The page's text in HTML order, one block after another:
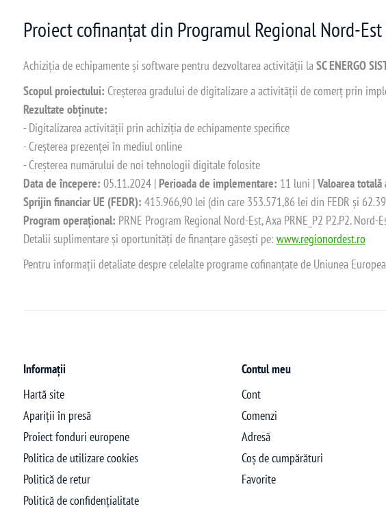
Proiect cofinanțat din Programul Regional Nord-
Achiziția de echipamente și software pentru dezvoltarea activității laSC ENERGO
Scopul proiectului: Creșterea gradului de digitalizare a activității de comerț prin
Rezultate obținute:
- Digitalizarea activității prin achiziția de echipamente specifice
- Creșterea prezenței în mediul online
- Creșterea numărului de noi tehnologii digitale folosite
Data de începere: 05.11.2024 | Perioada de implementare: 11 luni |Valoarea
Sprijin financiar UE (FEDR): 415.966,90 lei (din care 353.571,86 lei din FEDR și
Program operațional: PRNE Program Regional Nord-Est, Axa PRNE_P2 P2.P2.
Detalii suplimentare și oportunități de finanțare găsești pe: www.regionordest.ro
Pentru informații detaliate despre celelalte programe cofinanțate de Uniunea
Informații
Hartă site
Apariții în presă
Proiect fonduri europene
Politica de utilizare cookies
Politică de retur
Politică de confidențialitate
Contul meu
Cont
Comenzi
Adresă
Coș de cumpărături
Favorite